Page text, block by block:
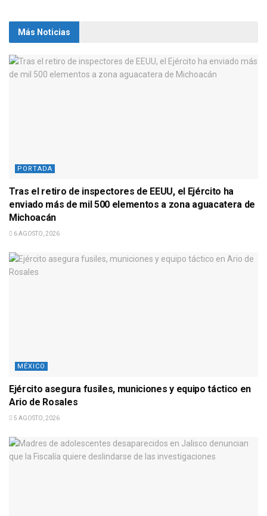
Más Noticias
PORTADA
Tras el retiro de inspectores de EEUU, el Ejército ha
enviado más de mil 500 elementos a zona aguacatera de
Michoacán
6 AGOSTO, 2026
MÉXICO
Ejército asegura fusiles, municiones y equipo táctico en
Ario de Rosales
5 AGOSTO, 2026